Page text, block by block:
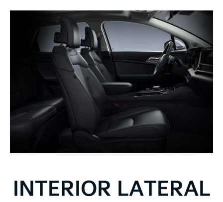
INTERIOR LATERAL